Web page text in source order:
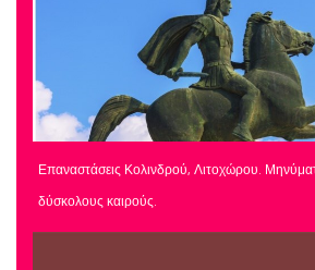
Επαναστάσεις Κολινδρού, Λιτοχώρου.
δύσκολους καιρούς.